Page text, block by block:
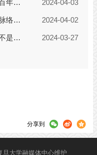
分享到
旦大学融媒体中心维护